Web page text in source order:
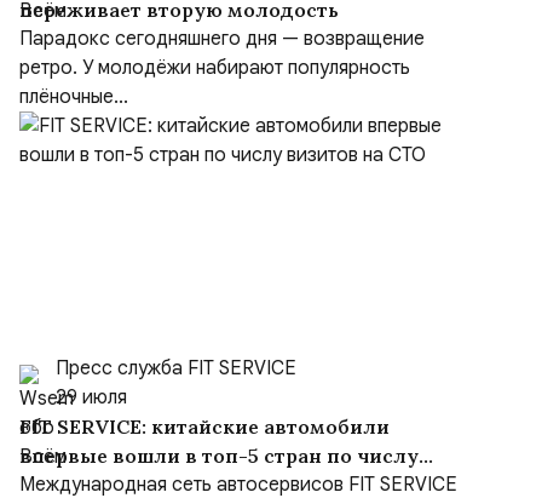
переживает вторую молодость
Парадокс сегодняшнего дня — возвращение
ретро. У молодёжи набирают популярность
плёночные...
Пресс служба FIT SERVICE
29 июля
FIT SERVICE: китайские автомобили
впервые вошли в топ-5 стран по числу
визитов на СТО
Международная сеть автосервисов FIT SERVICE